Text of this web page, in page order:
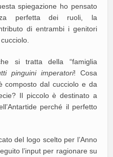
spiegazione ho pensato
perfetta dei ruoli, la
di entrambi i genitori
si tratta della “famiglia
pinguini imperatori! Cosa
composto dal cucciolo e da
Il piccolo è destinato a
perché il perfetto
del logo scelto per l’Anno
l’input per ragionare su